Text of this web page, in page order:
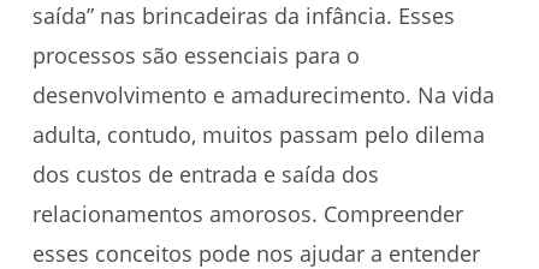
saída” nas brincadeiras da infância. Esses
processos são essenciais para o
desenvolvimento e amadurecimento. Na vida
adulta, contudo, muitos passam pelo dilema
dos custos de entrada e saída dos
relacionamentos amorosos. Compreender
esses conceitos pode nos ajudar a entender